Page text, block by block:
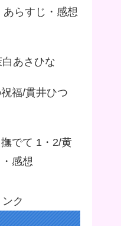
らすじ・感想
あさひな
福/貫井ひつ
でて 1・2/黄
感想
ク